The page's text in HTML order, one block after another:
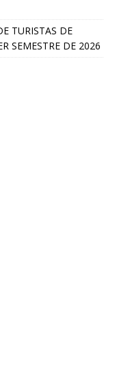
TURISTAS DE
SEMESTRE DE 2026